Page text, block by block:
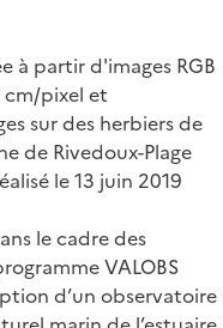
à partir d'images RGB
pixel et
sur des herbiers de
de Rivedoux-Plage
le 13 juin 2019
le cadre des
VALOBS
d’un observatoire